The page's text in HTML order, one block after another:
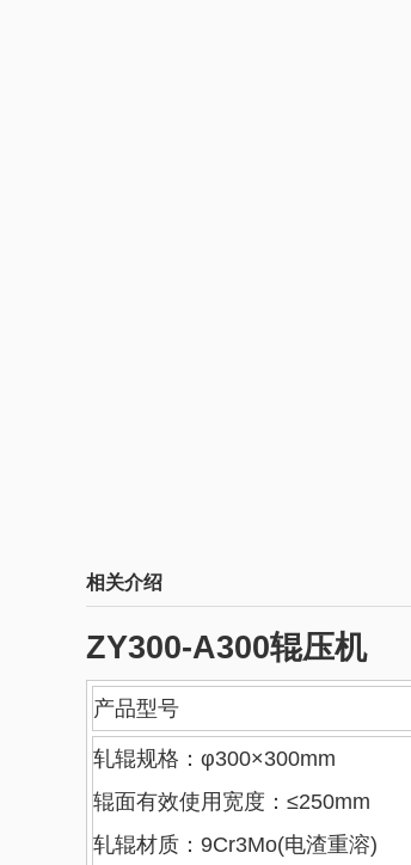
相关介绍
ZY300-A300辊压机
产品型号
轧辊规格：φ300×300mm
辊面有效使用宽度：≤250mm
轧辊材质：9Cr3Mo(电渣重溶)